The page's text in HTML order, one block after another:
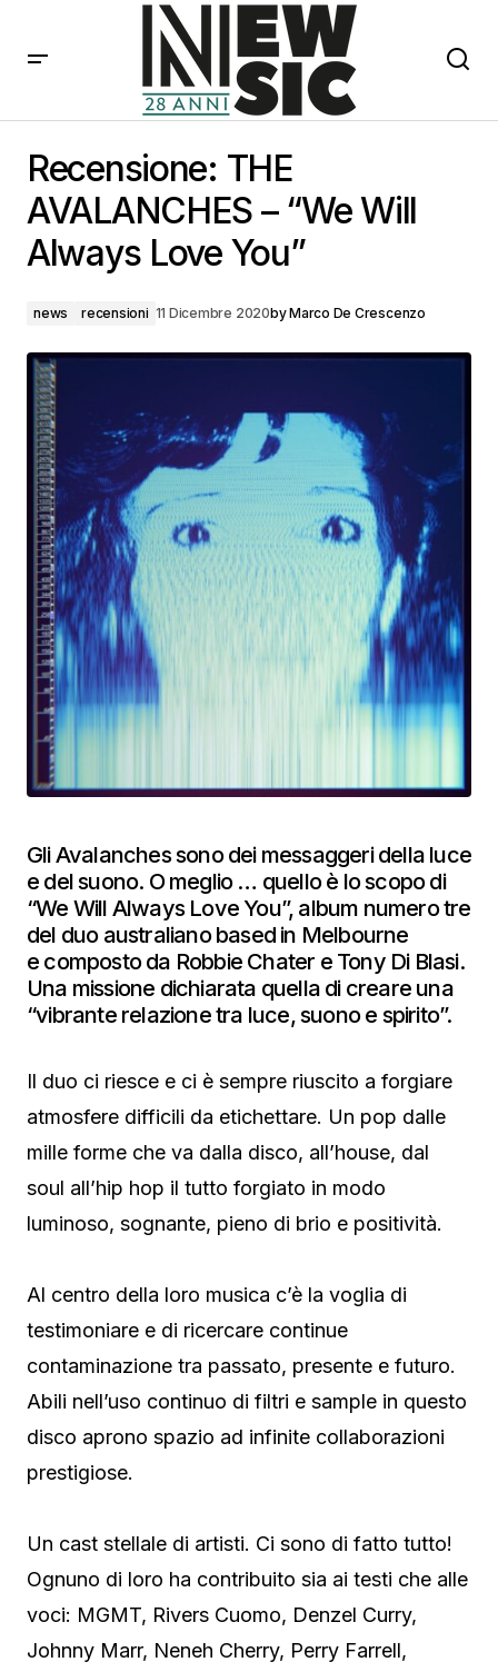
Recensione: THE
AVALANCHES – “We Will
Always Love You”
news recensioni 11 Dicembre 2020byMarco De Crescenzo
Gli Avalanches sono dei messaggeri della luce
e del suono. O meglio … quello è lo scopo di
“We Will Always Love You”, album numero tre
del duo australiano based in Melbourne
e composto da Robbie Chater e Tony Di Blasi.
Una missione dichiarata quella di creare una
“vibrante relazione tra luce, suono e spirito”.
Il duo ci riesce e ci è sempre riuscito a forgiare
atmosfere difficili da etichettare. Un pop dalle
mille forme che va dalla disco, all’house, dal
soul all’hip hop il tutto forgiato in modo
luminoso, sognante, pieno di brio e positività.
Al centro della loro musica c’è la voglia di
testimoniare e di ricercare continue
contaminazione tra passato, presente e futuro.
Abili nell’uso continuo di filtri e sample in questo
disco aprono spazio ad infinite collaborazioni
prestigiose.
Un cast stellale di artisti. Ci sono di fatto tutto!
Ognuno di loro ha contribuito sia ai testi che alle
voci: MGMT, Rivers Cuomo, Denzel Curry,
Johnny Marr, Neneh Cherry, Perry Farrell,